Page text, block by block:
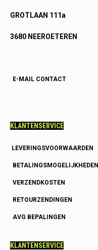
GROTLAAN 111a
3680 NEEROETEREN
E-MAIL CONTACT
KLANTENSERVICE
LEVERINGSVOORWAARDEN
BETALINGSMOGELIJKHEDEN
VERZENDKOSTEN
RETOURZENDINGEN
AVG BEPALINGEN
KLANTENSERVICE